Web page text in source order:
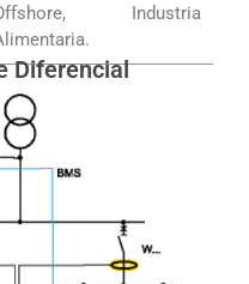
Industria
Diferencial